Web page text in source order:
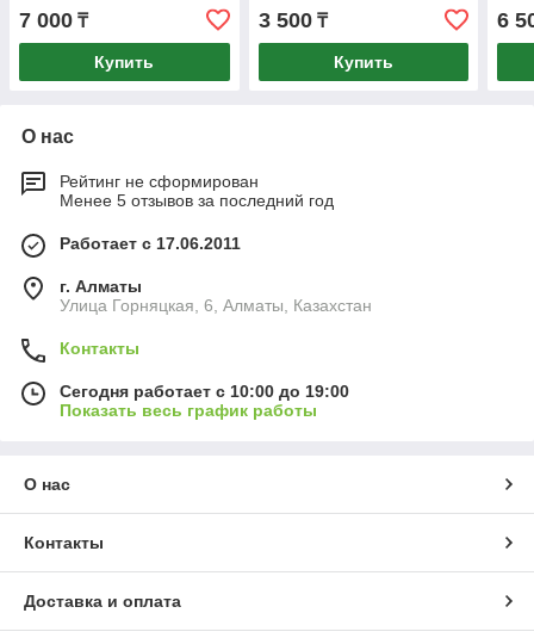
7 000 ₸
Купить
3 500₸
Купить
6
О нас
Рейтинг не сформирован
Менее 5 отзывов за последний год
Работает с 17.06.2011
г. Алматы
​Улица Горняцкая, 6, Алматы, Казахстан
Контакты
Сегодня работает с 10:00 до 19:00
Показать весь график работы
О нас
Контакты
Доставка и оплата